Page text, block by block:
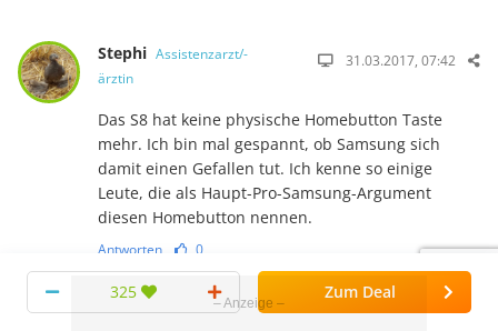
Stephi Assistenzarzt/-
ärztin
31.03.2017, 07:42
Das S8 hat keine physische Homebutton Taste
mehr. Ich bin mal gespannt, ob Samsung sich
damit einen Gefallen tut. Ich kenne so einige
Leute, die als Haupt-Pro-Samsung-Argument
diesen Homebutton nennen.
Antworten 0
leejh Studi
325 Zum Deal